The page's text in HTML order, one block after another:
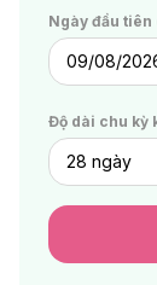
Ngày đầu tiên
09/08/
Độ dài chu kỳ